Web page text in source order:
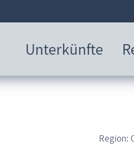
Unterkünfte
Region: